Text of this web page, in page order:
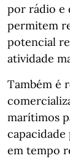
por rádio e
permitem
potencial
atividade
Também é
marítimos
em tempo